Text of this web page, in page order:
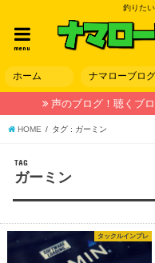
釣りた
menu
ホーム ナマローブロ
声のブログ！聴くブ
HOME タグ : ガーミン
TAG
ガーミン
タックルインプレ